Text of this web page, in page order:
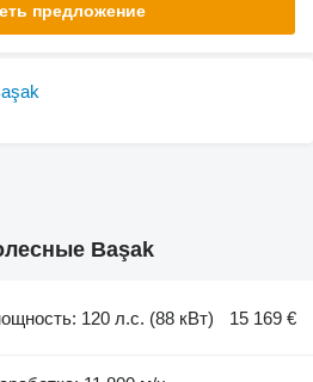
предложение
Başak
120 л.с. (88 кВт) 15 169 €